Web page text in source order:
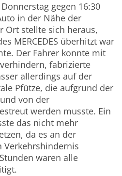
gegen 16:30
in der Nähe der
Ort stellte sich heraus,
MERCEDES überhitzt war
Der Fahrer konnte mit
fabrizierte
allerdings auf der
Pfütze, die aufgrund der
von der
werden musste. Ein
das nicht mehr
da es an der
Verkehrshindernis
waren alle